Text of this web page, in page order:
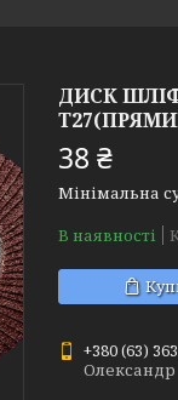
ДИСК
38 ₴
Мінімальна
В наявності
+380 (63)
Олександр